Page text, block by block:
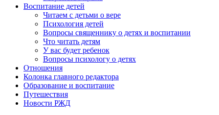
Воспитание детей
Читаем с детьми о вере
Психология детей
Вопросы священнику о детях и воспитании
Что читать детям
У вас будет ребенок
Вопросы психологу о детях
Отношения
Колонка главного редактора
Образование и воспитание
Путешествия
Новости РЖД